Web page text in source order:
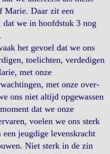
Marie. Daar zit een
dat we in hoofdstuk 3 nog
het gevoel dat we ons
toelichten, verdedigen
met onze
met onze over-
ons niet altijd opgewassen
dat we onze
voelen we ons sterk
jeugdige levenskracht
Niet sterk in de zin